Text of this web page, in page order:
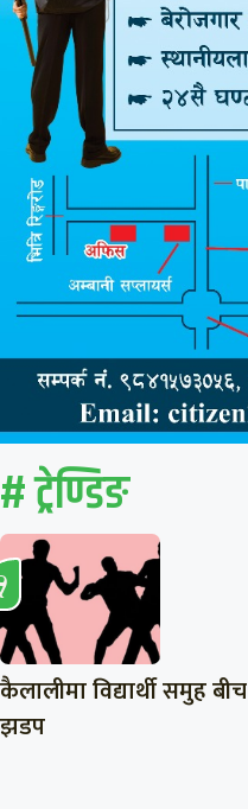
# ट्रेण्डिङ
कैलालीमा विद्यार्थी समुह बीच
झडप